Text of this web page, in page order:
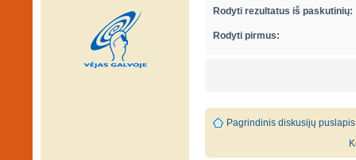
Rodyti rezultatus iš paskutinių:
Rodyti pirmus:
Pagrindinis diskusijų puslapis